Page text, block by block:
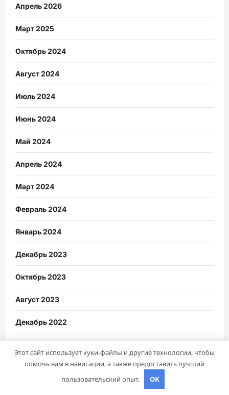
Апрель 2026
Март 2025
Октябрь 2024
Август 2024
Июль 2024
Июнь 2024
Май 2024
Апрель 2024
Март 2024
Февраль 2024
Январь 2024
Декабрь 2023
Октябрь 2023
Август 2023
Декабрь 2022
Июнь 2020
Этот сайт использует куки-файлы и другие технологии, чтобы
помочь вам в навигации, а также предоставить лучший
пользовательский опыт.
OK